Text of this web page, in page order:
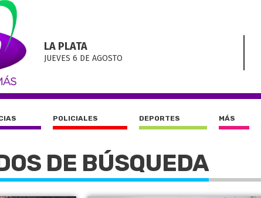
LA PLATA
JUEVES 6 DE AGOSTO
POLICIALES DEPORTES MÁS
DE BÚSQUEDA